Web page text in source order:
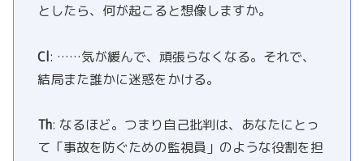
としたら、何が起こると想像しますか。
Cl: ……気が緩んで、頑張らなくなる。それで、
結局また誰かに迷惑をかける。
Th: なるほど。つまり自己批判は、あなたにとっ
て「事故を防ぐための監視員」のような役割を担